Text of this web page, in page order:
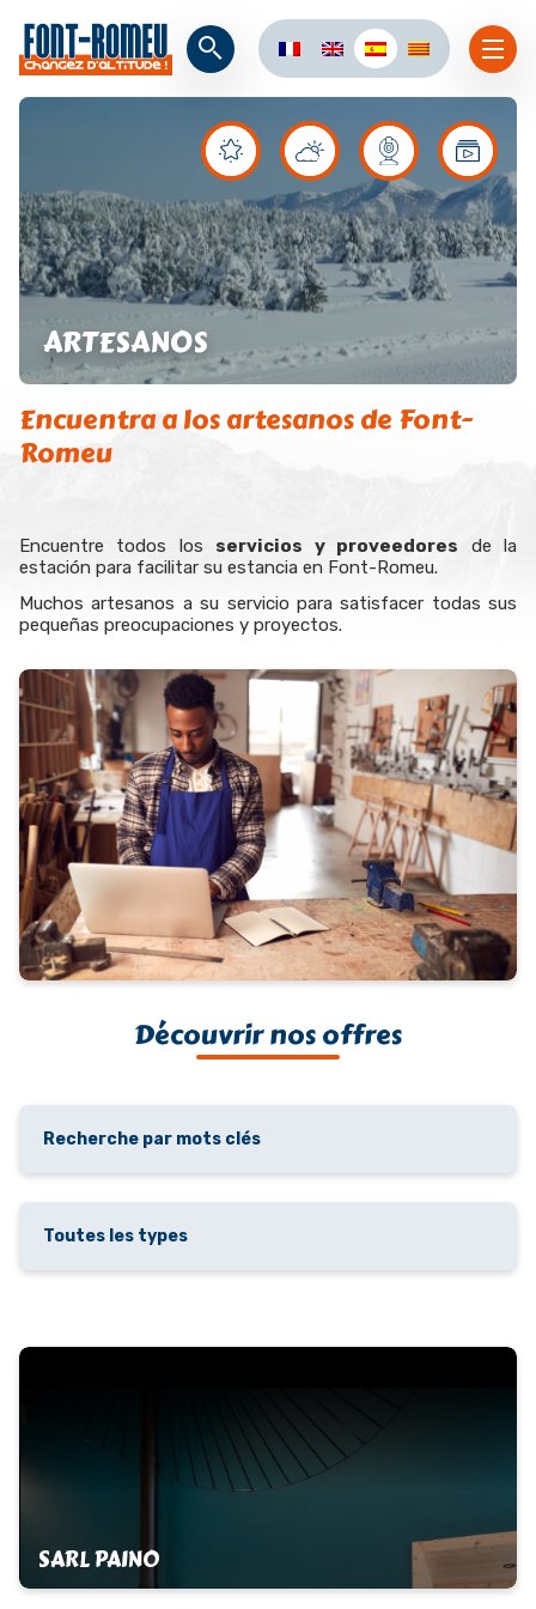
ARTESANOS
Encuentra a los artesanos de Font-
Romeu
Encuentre todos los servicios y proveedores de la
estación para facilitar su estancia en Font-Romeu.
Muchos artesanos a su servicio para satisfacer todas sus
pequeñas preocupaciones y proyectos.
Découvrir nos offres
SARL PAINO